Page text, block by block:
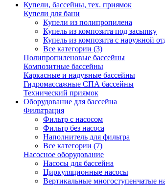
Купели, бассейны, тех. приямок
Купели для бани
Купели из полипропилена
Купель из композита под засыпку
Купель из композита с наружной
Все категории (3)
Полипропиленовые бассейны
Композитные бассейны
Каркасные и надувные бассейны
Гидромассажные СПА бассейны
Технический приямок
Оборудование для бассейна
Фильтрация
Фильтр с насосом
Фильтр без насоса
Наполнитель для фильтра
Все категории (7)
Насосное оборудование
Насосы для бассейна
Циркуляционные насосы
Вертикальные многоступенчатые